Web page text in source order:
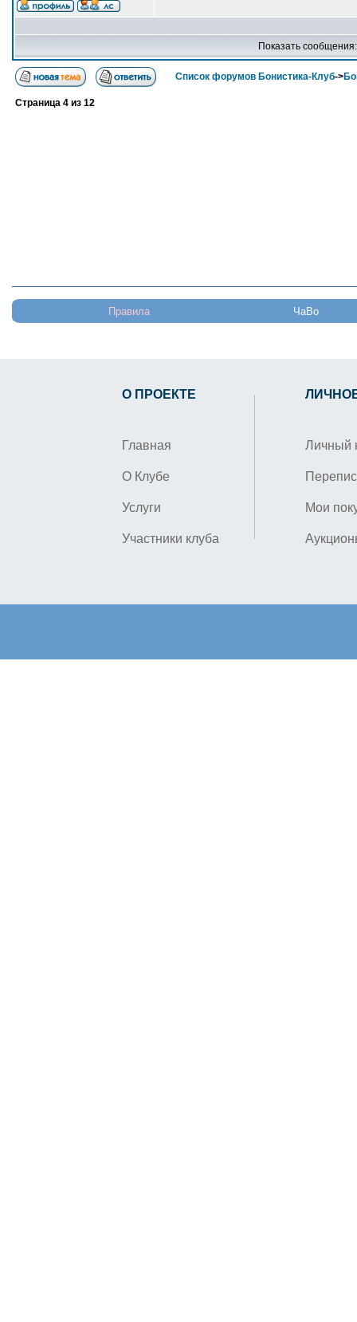
Показать
Список форумов Бонистика-Клуб->
Страница 4 из 12
Правила ЧаВо
О ПРОЕКТЕ
Главная
О Клубе
Услуги
Участники клуба
Личный
Мои